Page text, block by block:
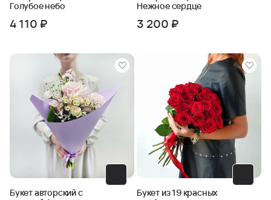
Голубое небо
4 110 ₽
Нежное сердце
3 200 ₽
Букет авторский с
Букет из 19 красных